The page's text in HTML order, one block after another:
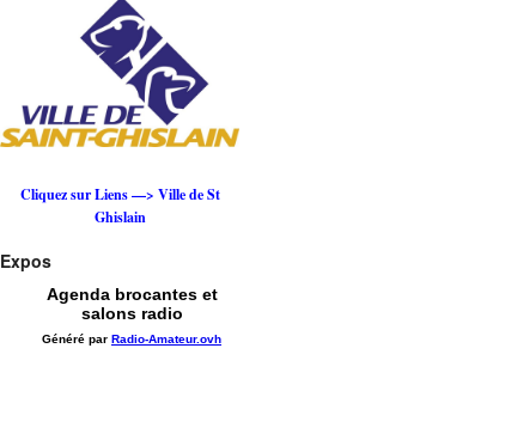
Cliquez sur Liens —> Ville de St
Ghislain
Expos